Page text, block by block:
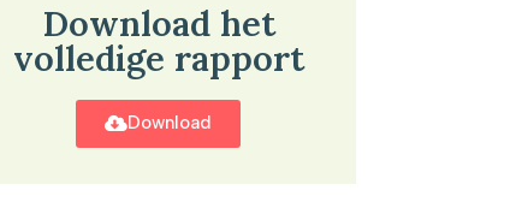
Download het
volledige rapport
Download